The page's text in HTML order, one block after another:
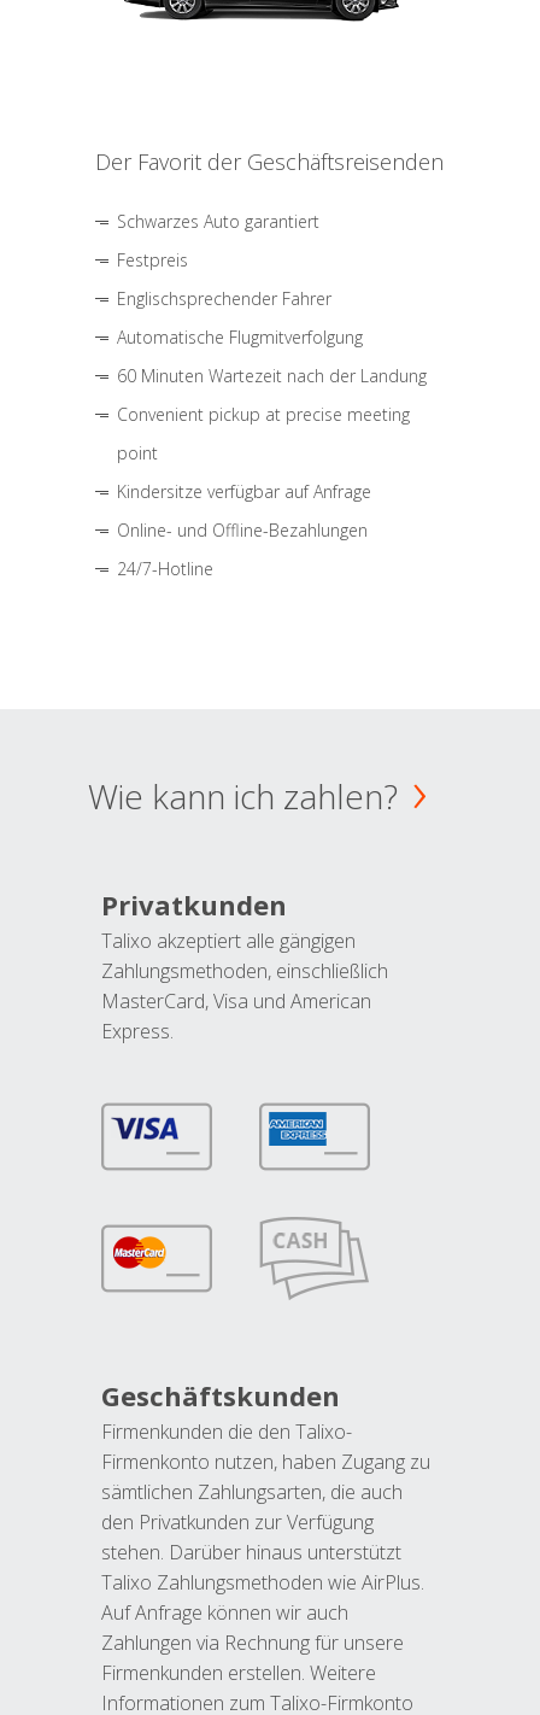
Der Favorit der Geschäftsreisenden
Schwarzes Auto garantiert
Festpreis
Englischsprechender Fahrer
Automatische Flugmitverfolgung
60 Minuten Wartezeit nach der Landung
Convenient pickup at precise meeting
point
Kindersitze verfügbar auf Anfrage
Online- und Offline-Bezahlungen
24/7-Hotline
Wie kann ich zahlen?
Privatkunden
Talixo akzeptiert alle gängigen
Zahlungsmethoden, einschließlich
MasterCard, Visa und American
Express.
Geschäftskunden
Firmenkunden die den Talixo-
Firmenkonto nutzen, haben Zugang zu
sämtlichen Zahlungsarten, die auch
den Privatkunden zur Verfügung
stehen. Darüber hinaus unterstützt
Talixo Zahlungsmethoden wie AirPlus.
Auf Anfrage können wir auch
Zahlungen via Rechnung für unsere
Firmenkunden erstellen. Weitere
Informationen zum Talixo-Firmkonto